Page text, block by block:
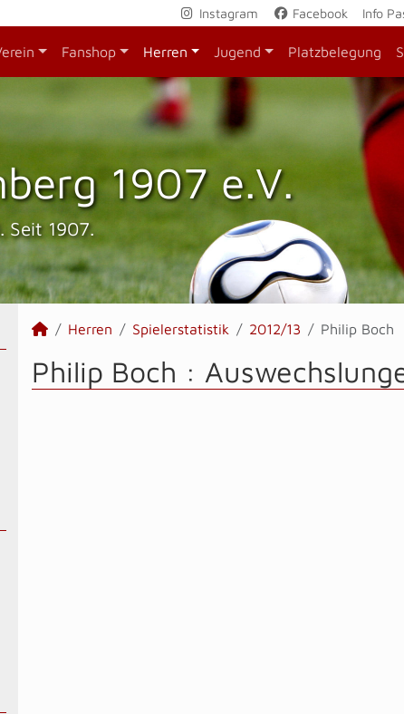
Instagram Facebook Info
Fanshop Herren Jugend Platzbelegung
1907 e.V.
Seit 1907.
Herren Spielerstatistik 2012/13 Philip Boch
Philip Boch :